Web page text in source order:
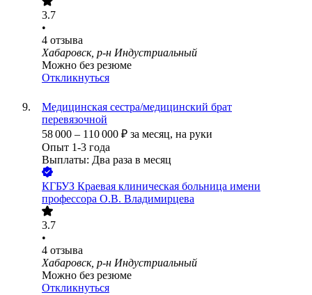
3.7
•
4 отзыва
Хабаровск, р-н Индустриальный
Можно без резюме
Откликнуться
Медицинская сестра/медицинский брат
перевязочной
58 000 – 110 000 ₽ за месяц, на руки
Опыт 1-3 года
Выплаты: Два раза в месяц
КГБУЗ Краевая клиническая больница имени
профессора О.В. Владимирцева
3.7
•
4 отзыва
Хабаровск, р-н Индустриальный
Можно без резюме
Откликнуться